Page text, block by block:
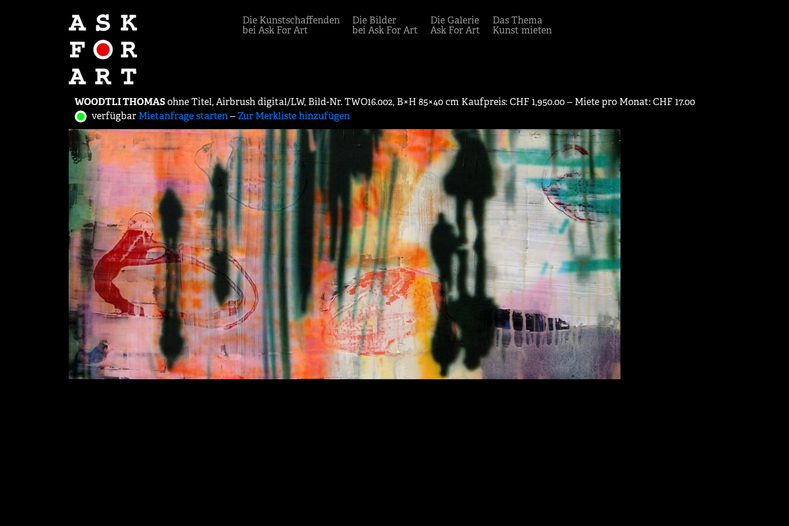
Die Kunstschaffenden
bei Ask For Art
Die Bilder
bei Ask For Art
Die Galerie
Ask For Art
Das Thema
Kunst mieten
WOODTLI THOMAS0hne Titel, Airbrush digital/LW, Bild-Nr. TWO16.002, B×H 85×40 cm Kaufpreis: CHF 1,950.00 ‒ Miete pro Monat: CHF 17.00
verfügbar Mietanfrage starten‒Zur Merkliste hinzufügen